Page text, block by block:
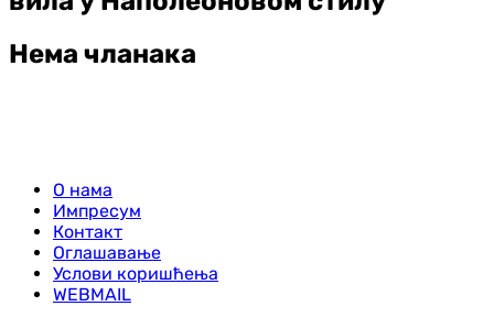
Нема чланака
О нама
Импресум
Контакт
Оглашавање
Услови коришћења
WEBMAIL